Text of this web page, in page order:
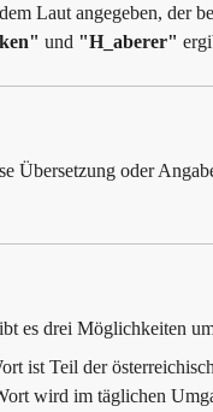
Laut angegeben, der
und "H_aberer"
Übersetzung oder
es drei Möglichkeiten
ist Teil der
wird im täglichen